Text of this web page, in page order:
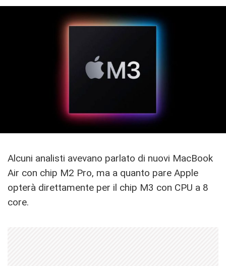
Alcuni analisti avevano parlato di nuovi MacBook
Air con chip M2 Pro, ma a quanto pare Apple
opterà direttamente per il chip M3 con CPU a 8
core.